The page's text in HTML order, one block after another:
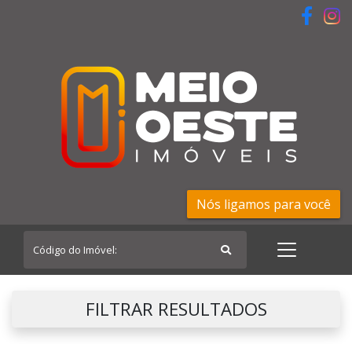
Nós ligamos para você
FILTRAR RESULTADOS